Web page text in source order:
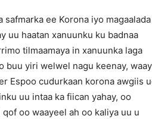
safmarka ee Korona iyo magaalada
uu haatan xanuunku ku badnaa
tilmaamaya in xanuunka laga
buu yiri welwel nagu keenay,
Espoo cudurkaan korona awgiis
uu intaa ka fiican yahay, oo
oo waayeel ah oo kaliya uu u